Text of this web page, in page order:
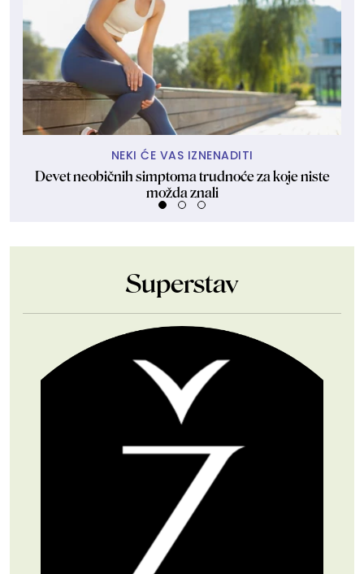
NEKI ĆE VAS IZNENADITI
Devet neobičnih simptoma trudnoće za koje niste
možda znali
Superstav